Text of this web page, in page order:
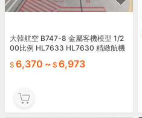
大韓航空 B747-8 金屬客機模型 1/2
00比例 HL7633 HL7630 精緻航機
6,370 ~ 6,973